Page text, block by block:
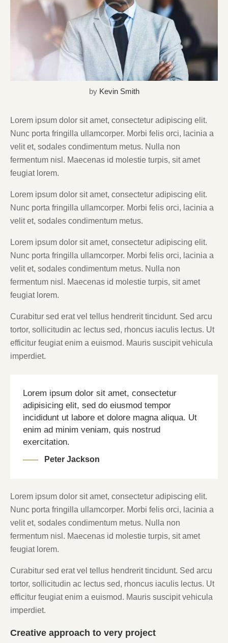
by Kevin Smith
Lorem ipsum dolor sit amet, consectetur adipiscing elit.
Nunc porta fringilla ullamcorper. Morbi felis orci, lacinia a
velit et, sodales condimentum metus. Nulla non
fermentum nisl. Maecenas id molestie turpis, sit amet
feugiat lorem.
Lorem ipsum dolor sit amet, consectetur adipiscing elit.
Nunc porta fringilla ullamcorper. Morbi felis orci, lacinia a
velit et, sodales condimentum metus.
Lorem ipsum dolor sit amet, consectetur adipiscing elit.
Nunc porta fringilla ullamcorper. Morbi felis orci, lacinia a
velit et, sodales condimentum metus. Nulla non
fermentum nisl. Maecenas id molestie turpis, sit amet
feugiat lorem.
Curabitur sed erat vel tellus hendrerit tincidunt. Sed arcu
tortor, sollicitudin ac lectus sed, rhoncus iaculis lectus. Ut
efficitur feugiat enim a euismod. Mauris suscipit vehicula
imperdiet.
Lorem ipsum dolor sit amet, consectetur
adipisicing elit, sed do eiusmod tempor
incididunt ut labore et dolore magna aliqua. Ut
enim ad minim veniam, quis nostrud
exercitation.
Peter Jackson
Lorem ipsum dolor sit amet, consectetur adipiscing elit.
Nunc porta fringilla ullamcorper. Morbi felis orci, lacinia a
velit et, sodales condimentum metus. Nulla non
fermentum nisl. Maecenas id molestie turpis, sit amet
feugiat lorem.
Curabitur sed erat vel tellus hendrerit tincidunt. Sed arcu
tortor, sollicitudin ac lectus sed, rhoncus iaculis lectus. Ut
efficitur feugiat enim a euismod. Mauris suscipit vehicula
imperdiet.
Creative approach to very project